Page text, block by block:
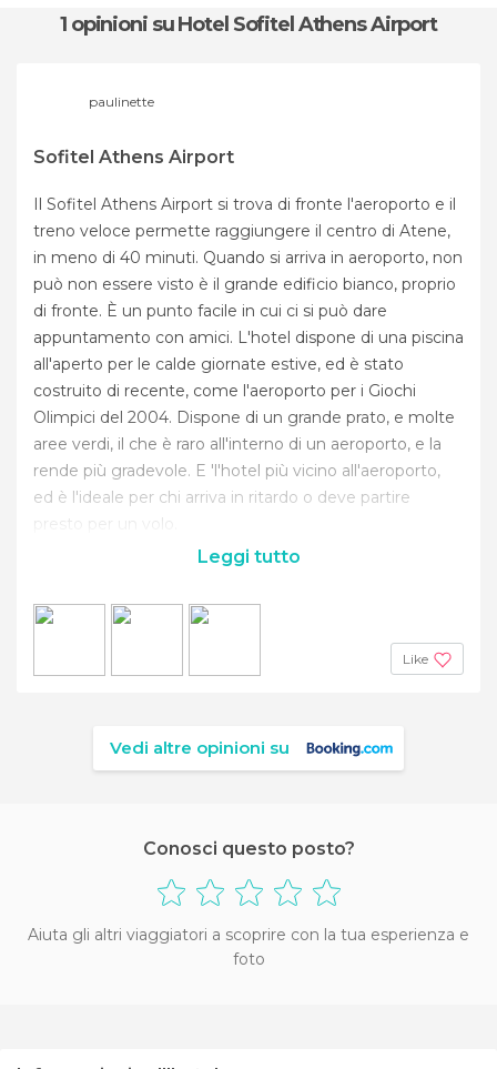
1 opinioni su Hotel Sofitel Athens Airport
paulinette
Sofitel Athens Airport
Il Sofitel Athens Airport si trova di fronte l'aeroporto e il
treno veloce permette raggiungere il centro di Atene,
in meno di 40 minuti. Quando si arriva in aeroporto, non
può non essere visto è il grande edificio bianco, proprio
di fronte. È un punto facile in cui ci si può dare
appuntamento con amici. L'hotel dispone di una piscina
all'aperto per le calde giornate estive, ed è stato
costruito di recente, come l'aeroporto per i Giochi
Olimpici del 2004. Dispone di un grande prato, e molte
aree verdi, il che è raro all'interno di un aeroporto, e la
rende più gradevole. E 'l'hotel più vicino all'aeroporto,
ed è l'ideale per chi arriva in ritardo o deve partire
presto per un volo.
Leggi tutto
Like
Vedi altre opinioni su
Conosci questo posto?
Aiuta gli altri viaggiatori a scoprire con la tua esperienza e
foto